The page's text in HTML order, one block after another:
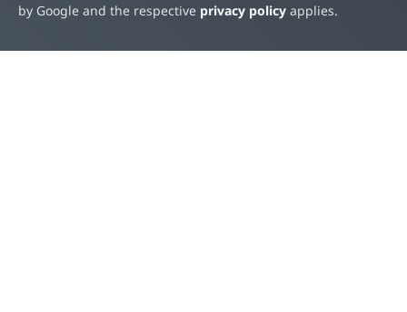
by Google and the respective privacy policy applies.